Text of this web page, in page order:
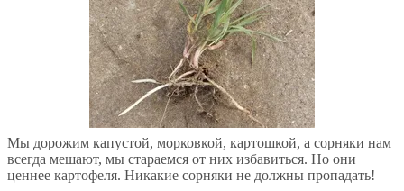
Мы дорожим капустой, морковкой, картошкой, а сорняки нам
всегда мешают, мы стараемся от них избавиться. Но они
ценнее картофеля. Никакие сорняки не должны пропадать!